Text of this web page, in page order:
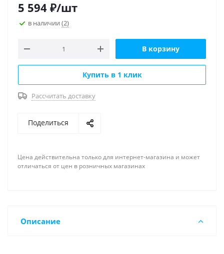
5 594 ₽/шт
в наличии (2)
В корзину
Купить в 1 клик
Рассчитать доставку
Поделиться
Цена действительна только для интернет-магазина и может
отличаться от цен в розничных магазинах
Описание